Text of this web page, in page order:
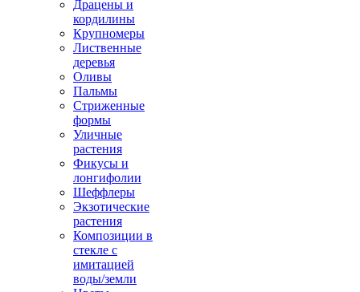
Драцены и
кордилины
Крупномеры
Лиственные
деревья
Оливы
Пальмы
Стриженные
формы
Уличные
растения
Фикусы и
лонгифолии
Шеффлеры
Экзотические
растения
Композиции в
стекле с
имитацией
воды/земли